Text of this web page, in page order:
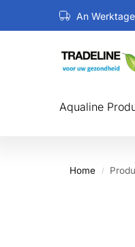
An
Kostenloser
Aqualine
Home /